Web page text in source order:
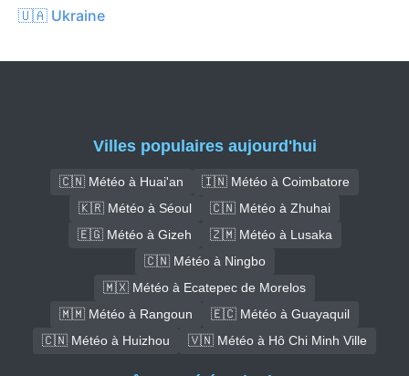
🇺🇦 Ukraine
Villes populaires aujourd'hui
🇨🇳 Météo à Huai'an
🇮🇳 Météo à Coimbatore
🇰🇷 Météo à Séoul
🇨🇳 Météo à Zhuhai
🇪🇬 Météo à Gizeh
🇿🇲 Météo à Lusaka
🇨🇳 Météo à Ningbo
🇲🇽 Météo à Ecatepec de Morelos
🇲🇲 Météo à Rangoun
🇪🇨 Météo à Guayaquil
🇨🇳 Météo à Huizhou
🇻🇳 Météo à Hô Chi Minh Ville